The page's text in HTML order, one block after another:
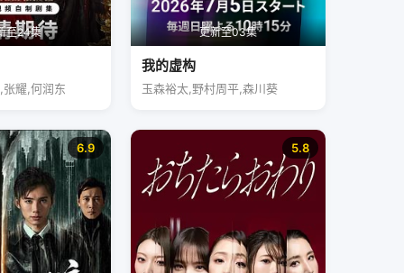
至24集
耀,何润东
更新至03集
我的虚构
玉森裕太,野村周平,森川葵
6.9 5.8